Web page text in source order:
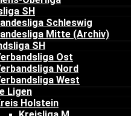
SH
Schleswig
Mitte (Archiv)
SH
Ost
Nord
West
Ligen
Holstein